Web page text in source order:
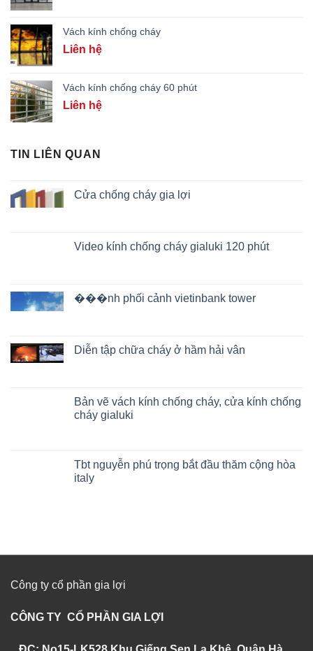
Vách kính chống cháy
Liên hệ
Vách kính chống cháy 60 phút
Liên hệ
TIN LIÊN QUAN
Cửa chống cháy gia lợi
Video kính chống cháy gialuki 120 phút
���nh phối cảnh vietinbank tower
Diễn tập chữa cháy ở hầm hải vân
Bản vẽ vách kính chống cháy, cửa kính chống
cháy gialuki
Tbt nguyễn phú trọng bắt đầu thăm cộng hòa
italy
Công ty cổ phần gia lợi
CÔNG TY CỔ PHẦN GIA LỢI